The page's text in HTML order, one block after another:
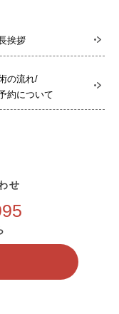
挨拶
の流れ/
約について
せ